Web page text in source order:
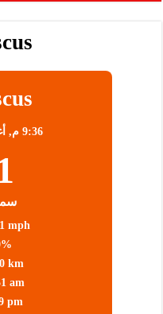
9:36 م,
mph
km
am
pm